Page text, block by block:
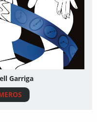
Garriga